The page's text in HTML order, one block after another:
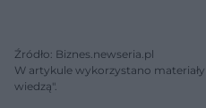
Źródło: Biznes.newseria.pl
W artykule wykorzystano
wiedzą".